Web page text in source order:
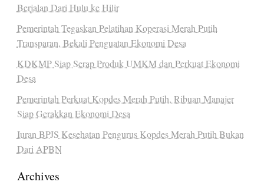
Berjalan Dari Hulu ke Hilir
Pemerintah Tegaskan Pelatihan Koperasi Merah Putih
Transparan, Bekali Penguatan Ekonomi Desa
KDKMP Siap Serap Produk UMKM dan Perkuat Ekonomi
Desa
Pemerintah Perkuat Kopdes Merah Putih, Ribuan Manajer
Siap Gerakkan Ekonomi Desa
Iuran BPJS Kesehatan Pengurus Kopdes Merah Putih Bukan
Dari APBN
Archives